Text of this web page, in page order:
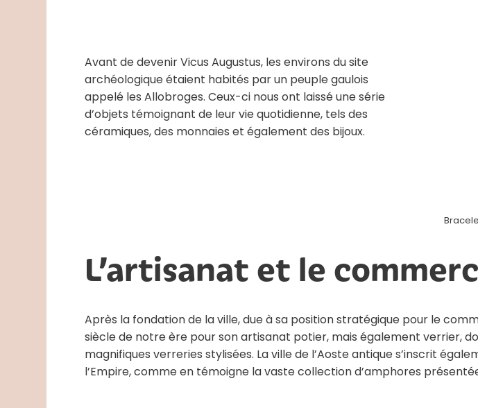
Avant de devenir Vicus Augustus, les environs du site
archéologique étaient habités par un peuple gaulois
appelé les Allobroges. Ceux-ci nous ont laissé une série
d’objets témoignant de leur vie quotidienne, tels des
céramiques, des monnaies et également des bijoux.
L’artisanat et le
Après la fondation de la ville, due à sa position stratégique pour le
siècle de notre ère pour son artisanat potier, mais également verrier,
magnifiques verreries stylisées. La ville de l’Aoste antique s’inscrit
l’Empire, comme en témoigne la vaste collection d’amphores